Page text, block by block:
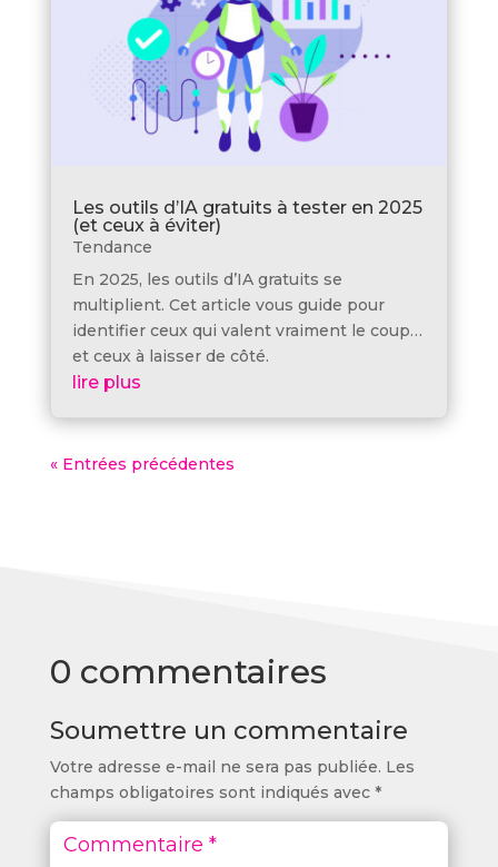
Les outils d’IA gratuits à tester en 2025
(et ceux à éviter)
Tendance
En 2025, les outils d’IA gratuits se
multiplient. Cet article vous guide pour
identifier ceux qui valent vraiment le coup…
et ceux à laisser de côté.
lire plus
« Entrées précédentes
0 commentaires
Soumettre un commentaire
Votre adresse e-mail ne sera pas publiée. Les
champs obligatoires sont indiqués avec *